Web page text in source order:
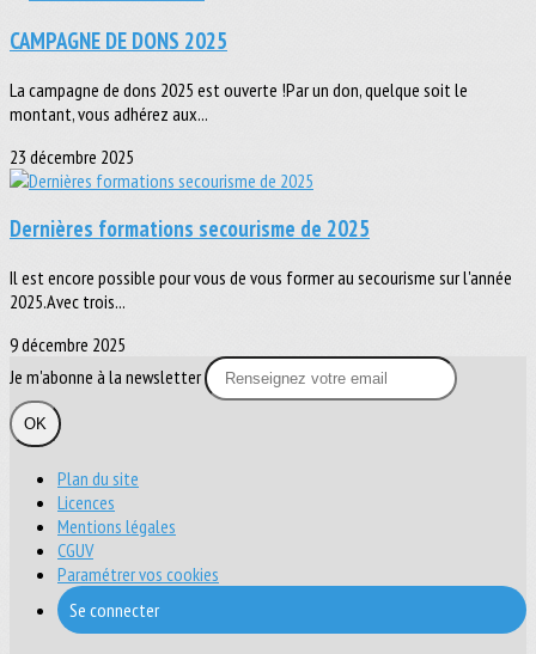
CAMPAGNE DE DONS 2025
La campagne de dons 2025 est ouverte !Par un don, quelque soit le
montant, vous adhérez aux...
23 décembre 2025
Dernières formations secourisme de 2025
Il est encore possible pour vous de vous former au secourisme sur l'année
2025.Avec trois...
9 décembre 2025
Je m'abonne à la newsletter
OK
Plan du site
Licences
Mentions légales
CGUV
Paramétrer vos cookies
Se connecter